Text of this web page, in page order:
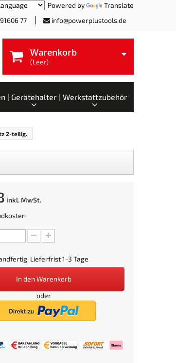
Powered by Translate
77 info@powerplustools.de
Warenkorb
(Leer)
Gerätehalter Werkstattzubehör
2-teilig.
inkl. MwSt.
Lieferfrist 1-3 Tage
In den Warenkorb
oder